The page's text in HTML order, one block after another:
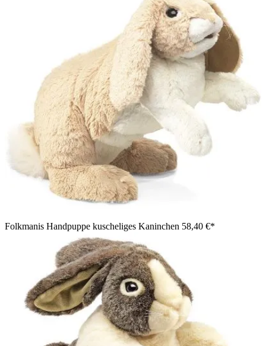
Folkmanis Handpuppe kuscheliges Kaninchen 58,40 €*